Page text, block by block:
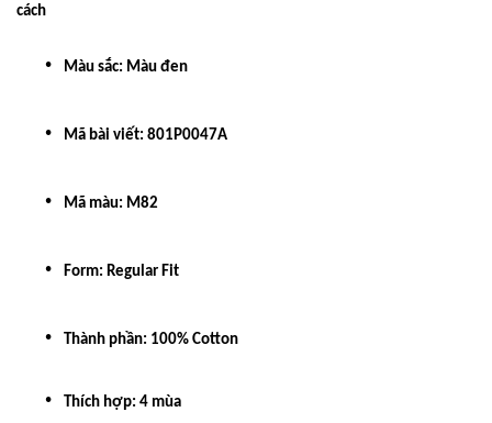
cách
Màu sắc: Màu đen
Mã bài viết: 801P0047A
Mã màu: M82
Form: Regular Fit
Thành phần: 100% Cotton
Thích hợp: 4 mùa